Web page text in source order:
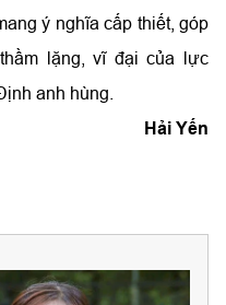
ý nghĩa cấp thiết, góp
lặng, vĩ đại của lực
anh hùng.
Hải Yến